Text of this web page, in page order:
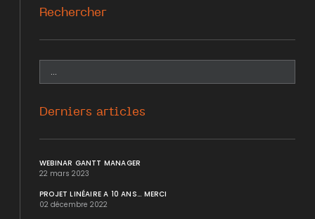
Rechercher
Derniers articles
WEBINAR GANTT MANAGER
22 mars 2023
PROJET LINÉAIRE A 10 ANS... MERCI
02 décembre 2022